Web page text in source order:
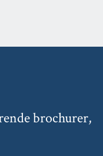
brochurer,